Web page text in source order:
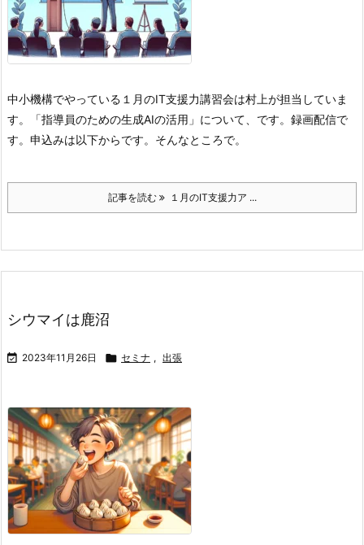
中小機構でやっている１月のIT支援力講習会は村上が担当していま
す。
「指導員のための生成AIの活用」について、です。 録画配信で
す。 申込みは以下からです。 そんなところで。
記事を読む １月のIT支援力ア ...
シウマイは鹿沼
 2023年11月26日  セミナ , 出張